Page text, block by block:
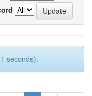
seconds).